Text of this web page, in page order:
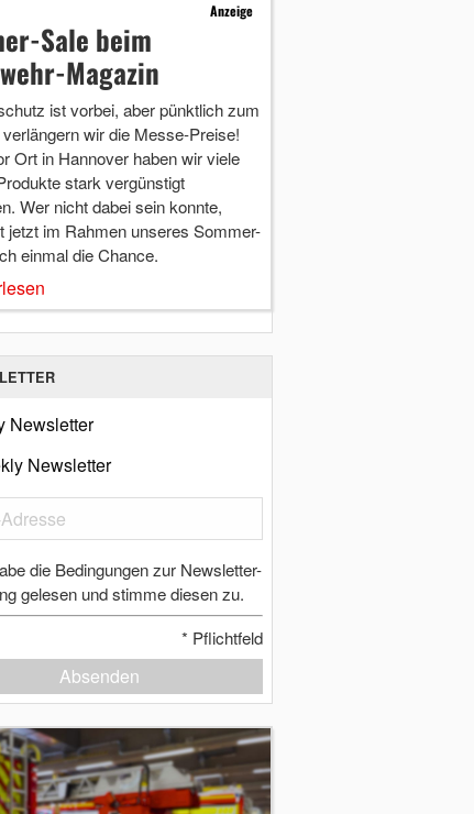
Anzeige
Sale beim
Magazin
ist vorbei, aber pünktlich zum
wir die Messe-Preise!
Ort in Hannover haben wir viele
stark vergünstigt
Wer nicht dabei sein konnte,
jetzt im Rahmen unseres Sommer-
einmal die Chance.
Newsletter
Newsletter
die Bedingungen zur Newsletter-
gelesen und stimme diesen zu.
* Pflichtfeld
Absenden